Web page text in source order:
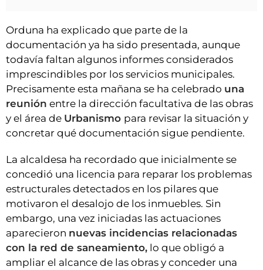
Orduna ha explicado que parte de la
documentación ya ha sido presentada, aunque
todavía faltan algunos informes considerados
imprescindibles por los servicios municipales.
Precisamente esta mañana se ha celebrado una
reunión entre la dirección facultativa de las obras
y el área de Urbanismo para revisar la situación y
concretar qué documentación sigue pendiente.
La alcaldesa ha recordado que inicialmente se
concedió una licencia para reparar los problemas
estructurales detectados en los pilares que
motivaron el desalojo de los inmuebles. Sin
embargo, una vez iniciadas las actuaciones
aparecieron nuevas incidencias relacionadas
con la red de saneamiento, lo que obligó a
ampliar el alcance de las obras y conceder una